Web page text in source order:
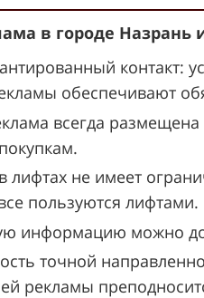
в городе
контакт:
обеспечивают
всегда
лифтах не имеет
пользуются лифтами.
информацию можно
точной
рекламы